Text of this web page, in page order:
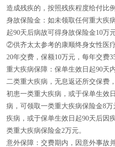
造成残疾的，按照残疾程度给付比
身故保险金：如未领取任何重大疾
起90天后病故可得身故保险金10万元
②供齐太太参考的康顺终身女性医
20年交费，保额10万元，每年交费
重大疾病保障：保单生效日起90天
二类重大疾病，无息返还所交保费
初患一类重大疾病，或于保单生效
病，可领取一类重大疾病保险金8
疾病，或于保单生效日起90天后因
类重大疾病保险金2万元。
意外保障：交费期内，因意外事故